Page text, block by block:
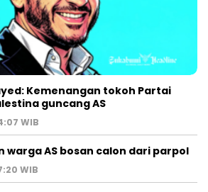
Kemenangan tokoh Partai
guncang AS
WIB
warga AS bosan calon dari parpol
WIB